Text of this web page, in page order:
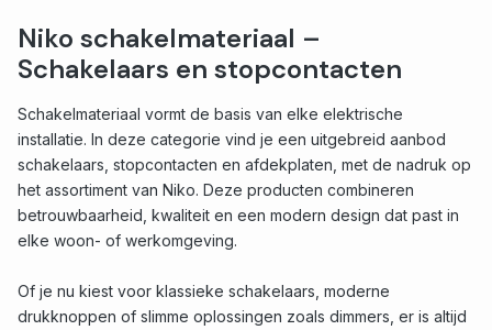
Niko schakelmateriaal –
Schakelaars en stopcontacten
Schakelmateriaal vormt de basis van elke elektrische
installatie. In deze categorie vind je een uitgebreid aanbod
schakelaars, stopcontacten en afdekplaten, met de nadruk op
het assortiment van Niko. Deze producten combineren
betrouwbaarheid, kwaliteit en een modern design dat past in
elke woon- of werkomgeving.
Of je nu kiest voor klassieke schakelaars, moderne
drukknoppen of slimme oplossingen zoals dimmers, er is altijd